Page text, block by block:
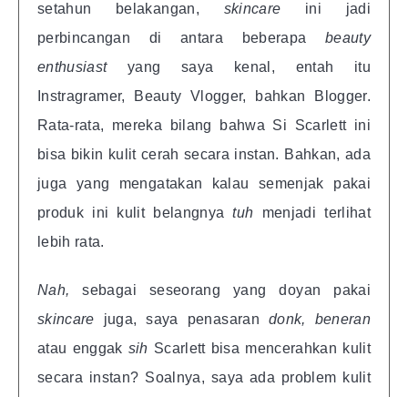
setahun belakangan, skincare ini jadi
perbincangan di antara beberapa beauty
enthusiastyang saya kenal, entah itu
Instragramer, Beauty Vlogger, bahkan Blogger.
Rata-rata, mereka bilang bahwa Si Scarlett ini
bisa bikin kulit cerah secara instan. Bahkan, ada
juga yang mengatakan kalau semenjak pakai
produk ini kulit belangnyatuh menjadi terlihat
lebih rata.
Nah,sebagai seseorang yang doyan pakai
skincare juga, saya penasaran donk, beneran
atau enggak sih Scarlett bisa mencerahkan kulit
secara instan? Soalnya, saya ada problem kulit